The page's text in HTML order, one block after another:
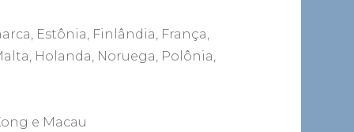
Estônia, Finlândia, França,
Holanda, Noruega, Polônia,
e Macau